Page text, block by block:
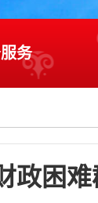
务
政困